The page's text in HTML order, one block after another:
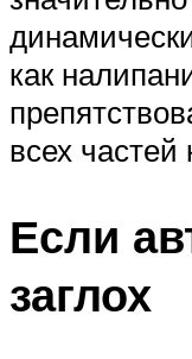
как
всех
Если
заглох